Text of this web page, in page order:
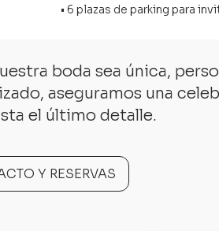
• 6 plazas de parking para
boda sea única,
aseguramos una
el último detalle.
Y RESERVAS